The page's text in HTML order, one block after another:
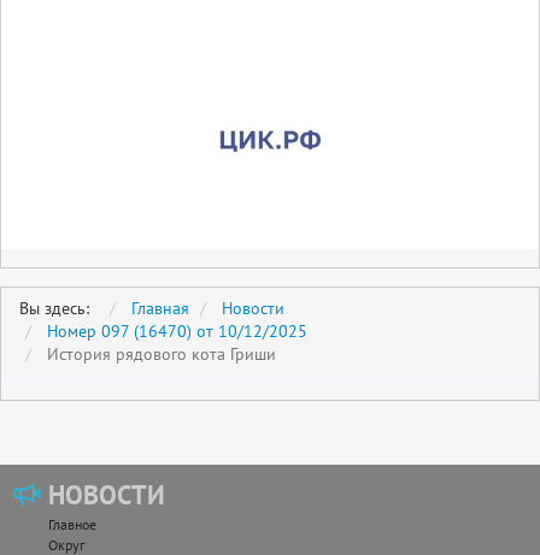
Вы здесь: Главная
Новости
Номер 097 (16470) от 10/12/2025
История рядового кота Гриши
НОВОСТИ
Главное
Округ